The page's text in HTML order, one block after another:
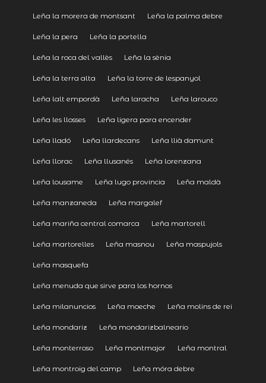
Leña la morera de montsant Leña la palma debre
Leña la pera Leña la portella
Leña la roca del vallès Leña la sènia
Leña la terra alta Leña la torre de lespanyol
Leña lalt empordà Leña laracha Leña larouco
Leña les llosses Leña ligera para encender
Leña lladó Leña llardecans Leña llià damunt
Leña llorac Leña llusanés Leña lorenzana
Leña lousame Leña lugo provincia Leña maldà
Leña manzaneda Leña margalef
Leña mariña central comarca Leña martorell
Leña martorelles Leña masnou Leña maspujols
Leña masquefa
Leña menuda que sirve para los hornos
Leña milanuncios Leña moeche Leña molins de rei
Leña mondariz Leña mondarizbalneario
Leña monterroso Leña montmajor Leña montral
Leña montroig del camp Leña móra debre